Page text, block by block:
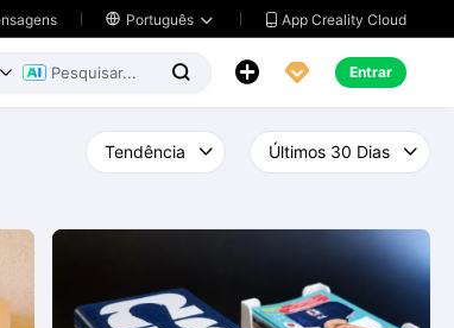
 Português   App Creality Cloud
    Entrar